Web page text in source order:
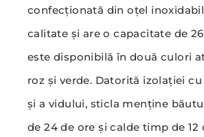
confecționată din oțel
calitate și are o capacitate de
este disponibilă în două culori
roz și verde. Datorită izolației
și a vidului, sticla menține
de 24 de ore și calde timp de 12